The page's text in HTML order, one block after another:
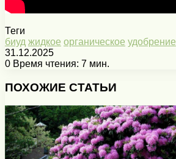
Теги
биуд жидкое органическое удобрение
31.12.2025
0 Время чтения: 7 мин.
ПОХОЖИЕ СТАТЬИ